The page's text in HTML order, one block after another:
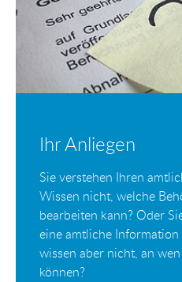
Ihr Anliegen
Sie verstehen Ihren
Wissen nicht, welche
bearbeiten kann? Oder
eine amtliche
wissen aber nicht, an
können?